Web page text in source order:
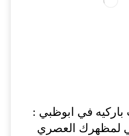
في ابوظبي :
لمظهرك العصري